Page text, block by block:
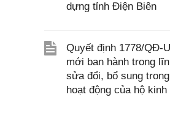
dựng tỉnh Điện Biên
Quyết định 1778/QĐ-
mới ban hành trong
sửa đổi, bổ sung
hoạt động của hộ